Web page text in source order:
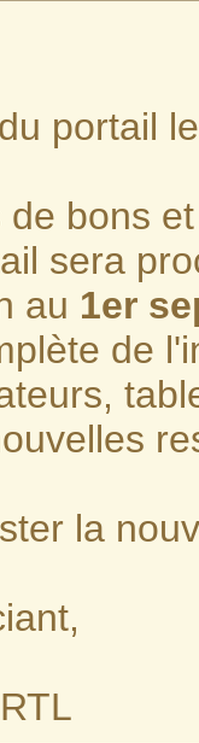
portail
bons
sera
au 1er
de
la